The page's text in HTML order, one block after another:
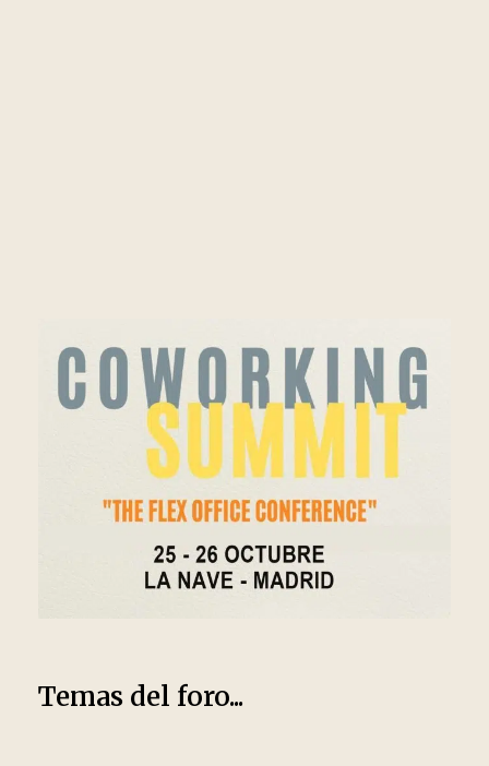
Temas del foro...